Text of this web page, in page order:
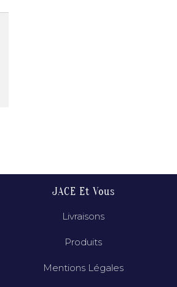
JACE Et Vous
Livraisons
Produits
Mentions Légales